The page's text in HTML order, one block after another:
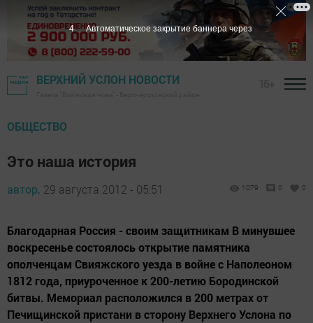
ВЕРХНИЙ УСЛОН НОВОСТИ
ОБЩЕСТВО
Это наша история
автор, 29 августа 2012 - 05:51 1079 0 0
Благодарная Россия - своим защитникам В минувшее
воскресенье состоялось открытие памятника
ополченцам Свияжского уезда в войне с Наполеоном
1812 года, приуроченное к 200-летию Бородинской
битвы. Мемориал расположился в 200 метрах от
Печищинской пристани в сторону Верхнего Услона по
3 Автоматическое закрытие баннера через